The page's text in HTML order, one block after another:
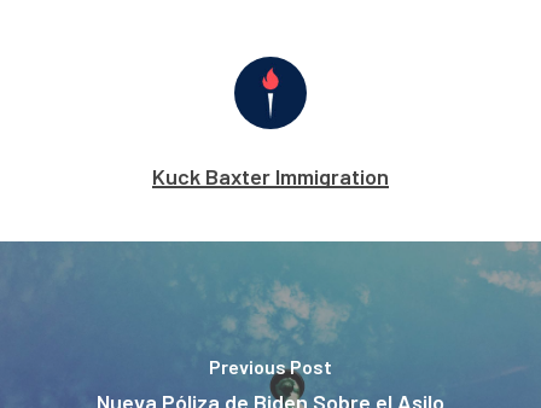
Kuck Baxter Immigration
Previous Post
Nueva Póliza de Biden Sobre el Asilo